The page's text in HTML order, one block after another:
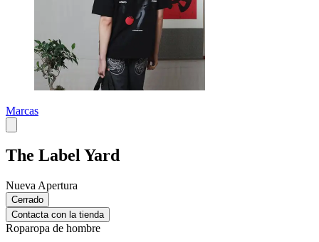
Marcas
The Label Yard
Nueva Apertura
Cerrado
Contacta con la tienda
Roparopa de hombre